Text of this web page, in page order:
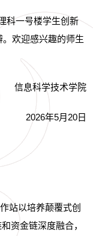
科一号楼学生创新
欢迎感兴趣的师生
信息科学技术学院
2026年5月20日
站以培养颠覆式创
资金链深度融合，